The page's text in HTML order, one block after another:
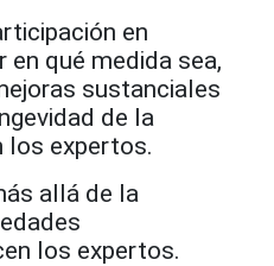
en
en qué medida sea,
sustanciales
de la
los expertos.
allá de la
los expertos.